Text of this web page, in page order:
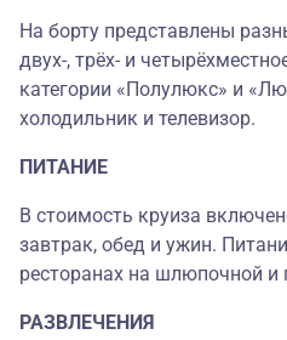
На борту представлены
двух-, трёх- и
категории «Полулюкс» и
холодильник и телевизор.
ПИТАНИЕ
В стоимость круиза
завтрак, обед и ужин.
ресторанах на шлюпочной и
РАЗВЛЕЧЕНИЯ